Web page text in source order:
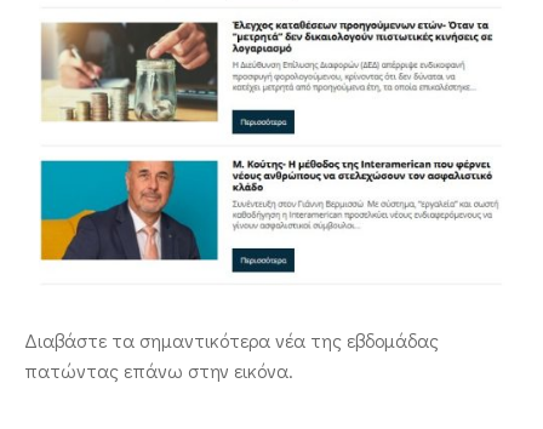
Διαβάστε τα σημαντικότερα νέα της εβδομάδας
πατώντας επάνω στην εικόνα.